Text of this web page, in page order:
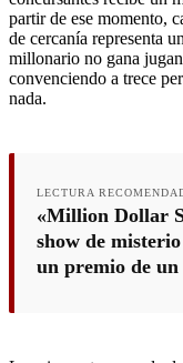
partir de ese momento,
de cercanía representa
millonario no gana
convenciendo a trece
nada.
LECTURA
«Million Dollar
show de misterio
un premio de